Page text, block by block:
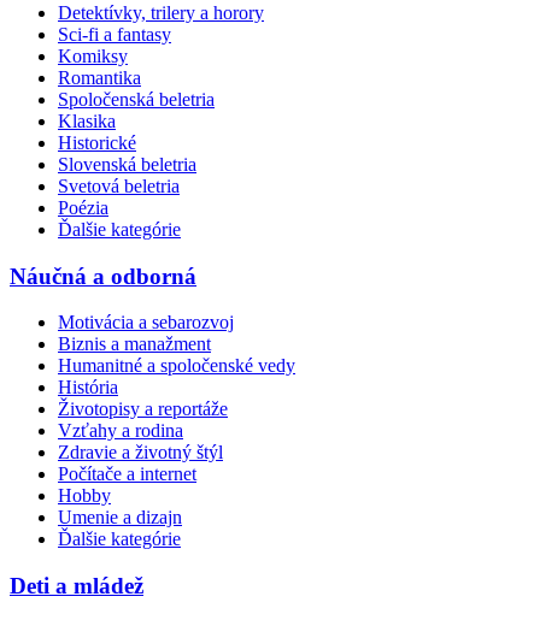
Detektívky, trilery a horory
Sci-fi a fantasy
Komiksy
Romantika
Spoločenská beletria
Klasika
Historické
Slovenská beletria
Svetová beletria
Poézia
Ďalšie kategórie
Náučná a odborná
Motivácia a sebarozvoj
Biznis a manažment
Humanitné a spoločenské vedy
História
Životopisy a reportáže
Vzťahy a rodina
Zdravie a životný štýl
Počítače a internet
Hobby
Umenie a dizajn
Ďalšie kategórie
Deti a mládež